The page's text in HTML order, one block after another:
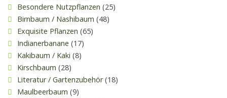
Besondere Nutzpflanzen (25)
Birnbaum / Nashibaum (48)
Exquisite Pflanzen (65)
Indianerbanane (17)
Kakibaum / Kaki (8)
Kirschbaum (28)
Literatur / Gartenzubehör (18)
Maulbeerbaum (9)